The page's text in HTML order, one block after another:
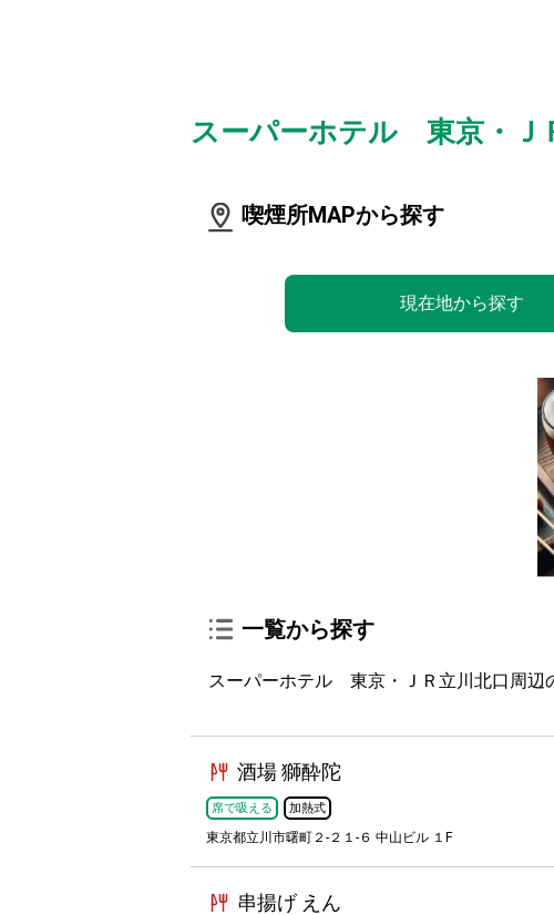
スーパーホテル 東京・Ｊ
喫煙所MAPから探す
現在地から探す
一覧から探す
スーパーホテル 東京・ＪＲ立川北口周辺
酒場 獅酔陀
席で吸える 加熱式
東京都立川市曙町２-２１-６ 中山ビル １F
串揚げ えん